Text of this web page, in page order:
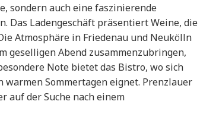
sondern auch eine faszinierende
Das Ladengeschäft präsentiert Weine, die
Atmosphäre in Friedenau und Neukölln
geselligen Abend zusammenzubringen,
Note bietet das Bistro, wo sich
Sommertagen eignet. Prenzlauer
auf der Suche nach einem